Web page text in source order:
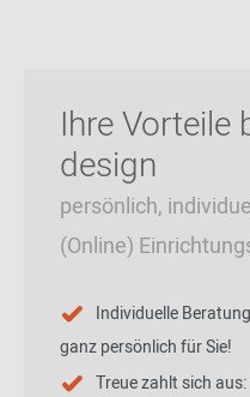
Ihre Vorteile
design
persönlich,
(Online)
Individuelle
ganz persönlich für Sie!
Treue zahlt sich